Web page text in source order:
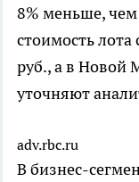
8% меньше,
стоимость лота
руб., а в Новой
уточняют
adv.rbc.ru
В бизнес-